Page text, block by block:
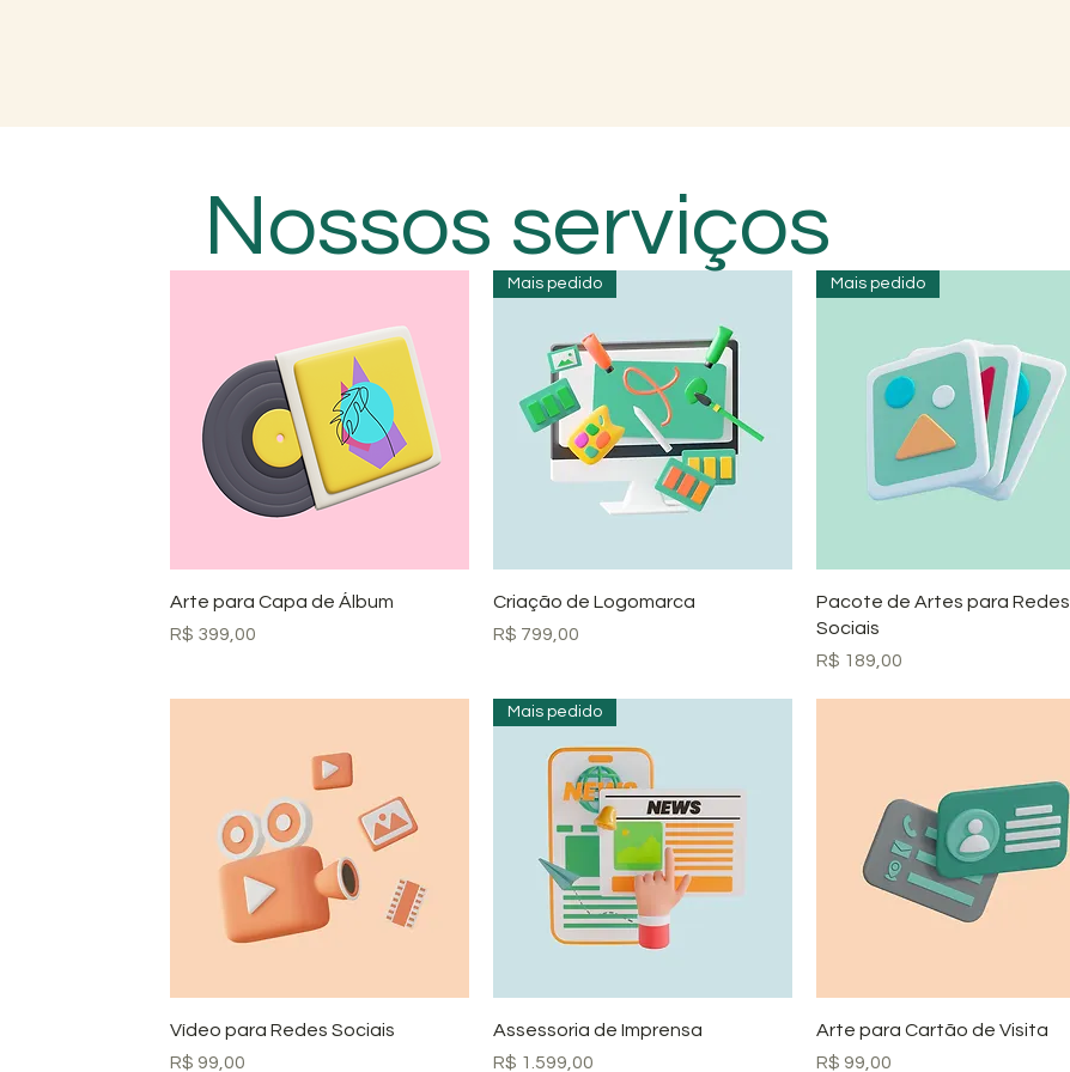
Visualização rápida
Arte para Capa de Álbum
Preço
R$ 399,00
Visualização rápida
Mais pedido
Criação de Logomarca
Preço
R$ 799,00
Visualização rápida
Mais pedido
Pacote de Artes para Redes
Sociais
Preço
R$ 189,00
Visualização rápida
Vídeo para Redes Sociais
Preço
R$ 99,00
Visualização rápida
Mais pedido
Assessoria de Imprensa
Preço
R$ 1.599,00
Visualização rápida
Arte para Cartão de Visita
Preço
R$ 99,00
Nossos serviços